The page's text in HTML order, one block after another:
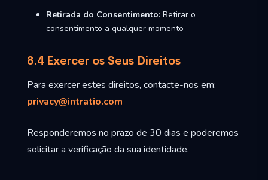
Retirada do Consentimento: Retirar o
consentimento a qualquer momento
8.4 Exercer os Seus Direitos
Para exercer estes direitos, contacte-nos em:
privacy@intratio.com
Responderemos no prazo de 30 dias e poderemos
solicitar a verificação da sua identidade.